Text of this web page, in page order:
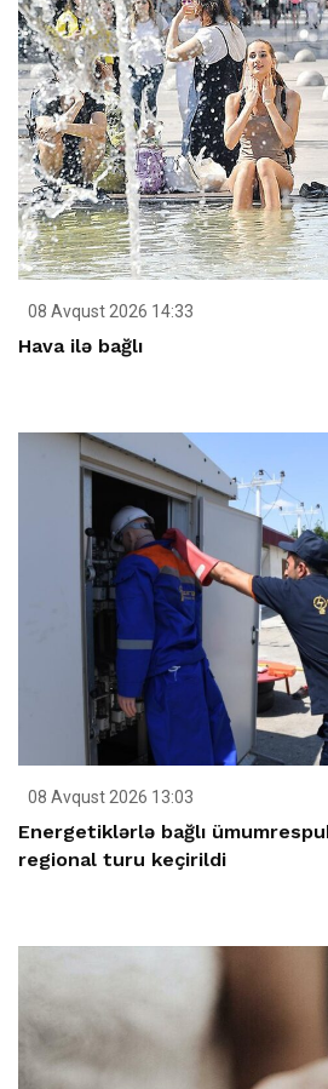
08 Avqust 2026 14:33
Hava ilə bağlı
08 Avqust 2026 13:03
Energetiklərlə bağlı
regional turu keçirildi